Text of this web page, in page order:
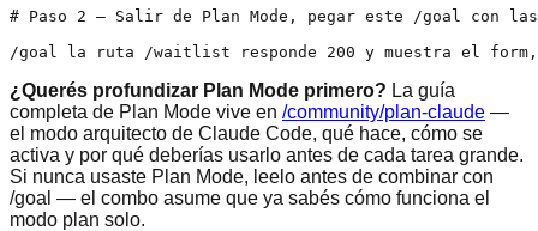
# Paso 2 — Salir de Plan Mode, pegar este /goal con
/goal la ruta /waitlist responde 200 y muestra el
¿Querés profundizar Plan Mode primero? La guía
completa de Plan Mode vive en /community/plan-claude —
el modo arquitecto de Claude Code, qué hace, cómo se
activa y por qué deberías usarlo antes de cada tarea grande.
Si nunca usaste Plan Mode, leelo antes de combinar con
/goal — el combo asume que ya sabés cómo funciona el
modo plan solo.